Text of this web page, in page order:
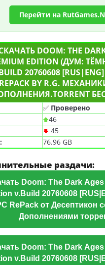
Перейти на
DOOM: THE
EDITION (ДУМ:
20760608 [RUS|ENG]
REPACK BY R.G.
✅ Проверено
46
45
76.96 GB
раздачи:
Doom: The Dark
v.Build 20760608
RePack от Десептикон
Дополнениями
Doom: The Dark
v.Build 20760608